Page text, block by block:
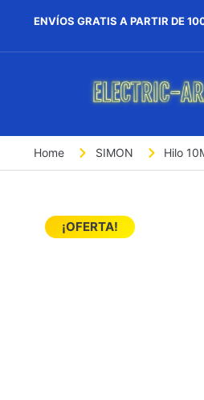
ENVÍOS GRATIS A PARTIR DE
Home SIMON Hilo
¡OFERTA!